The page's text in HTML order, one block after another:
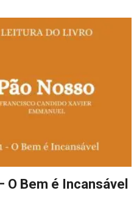
Bem é Incansável